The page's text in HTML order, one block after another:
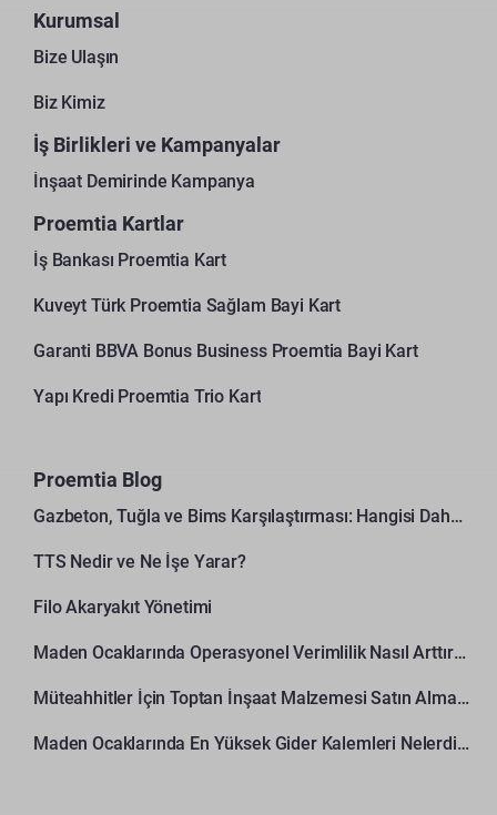
Kurumsal
Bize Ulaşın
Biz Kimiz
İş Birlikleri ve Kampanyalar
İnşaat Demirinde Kampanya
Proemtia Kartlar
İş Bankası Proemtia Kart
Kuveyt Türk Proemtia Sağlam Bayi Kart
Garanti BBVA Bonus Business Proemtia Bayi Kart
Yapı Kredi Proemtia Trio Kart
Proemtia Blog
Gazbeton, Tuğla ve Bims Karşılaştırması: Hangisi Daha Avantajlı?
TTS Nedir ve Ne İşe Yarar?
Filo Akaryakıt Yönetimi
Maden Ocaklarında Operasyonel Verimlilik Nasıl Arttırılır?
Müteahhitler İçin Toptan İnşaat Malzemesi Satın Alma Rehberi
Maden Ocaklarında En Yüksek Gider Kalemleri Nelerdir?